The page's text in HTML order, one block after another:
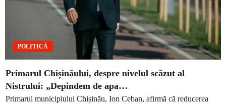
POLITICĂ
Primarul Chișinăului, despre nivelul scăzut al
Nistrului: „Depindem de apa…
Primarul municipiului Chișinău, Ion Ceban, afirmă că reducerea